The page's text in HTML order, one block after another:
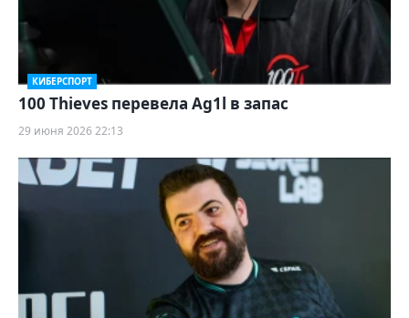
КИБЕРСПОРТ
100 Thieves перевела Ag1l в запас
29 июня 2026 22:13